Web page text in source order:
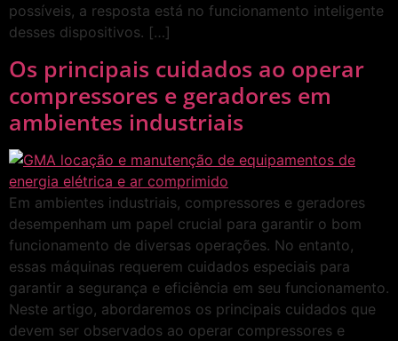
possíveis, a resposta está no funcionamento inteligente
desses dispositivos. […]
Os principais cuidados ao operar
compressores e geradores em
ambientes industriais
Em ambientes industriais, compressores e geradores
desempenham um papel crucial para garantir o bom
funcionamento de diversas operações. No entanto,
essas máquinas requerem cuidados especiais para
garantir a segurança e eficiência em seu funcionamento.
Neste artigo, abordaremos os principais cuidados que
devem ser observados ao operar compressores e